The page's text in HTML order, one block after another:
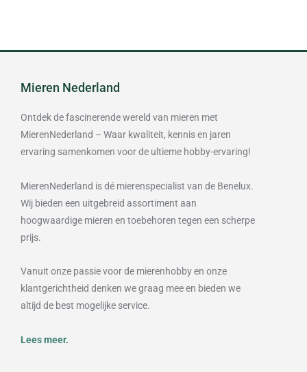
Mieren Nederland
Ontdek de fascinerende wereld van mieren met
MierenNederland – Waar kwaliteit, kennis en jaren
ervaring samenkomen voor de ultieme hobby-ervaring!
MierenNederland is dé mierenspecialist van de Benelux.
Wij bieden een uitgebreid assortiment aan
hoogwaardige mieren en toebehoren tegen een scherpe
prijs.
Vanuit onze passie voor de mierenhobby en onze
klantgerichtheid denken we graag mee en bieden we
altijd de best mogelijke service.
Lees meer.